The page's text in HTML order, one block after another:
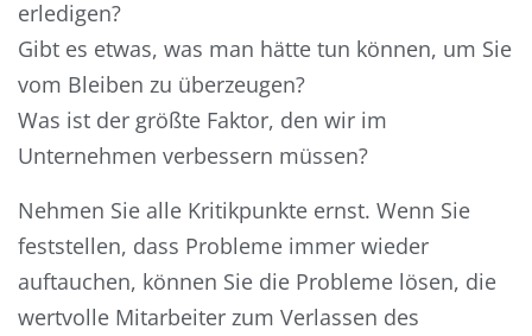
erledigen?
Gibt es etwas, was man hätte tun können, um Sie
vom Bleiben zu überzeugen?
Was ist der größte Faktor, den wir im
Unternehmen verbessern müssen?
Nehmen Sie alle Kritikpunkte ernst. Wenn Sie
feststellen, dass Probleme immer wieder
auftauchen, können Sie die Probleme lösen, die
wertvolle Mitarbeiter zum Verlassen des